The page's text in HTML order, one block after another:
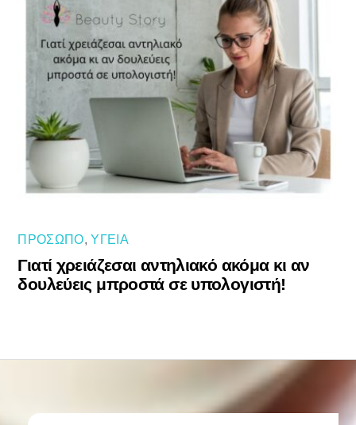
ΠΡΌΣΩΠΟ,ΥΓΕΊΑ
Γιατί χρειάζεσαι αντηλιακό ακόμα κι αν
δουλεύεις μπροστά σε υπολογιστή!